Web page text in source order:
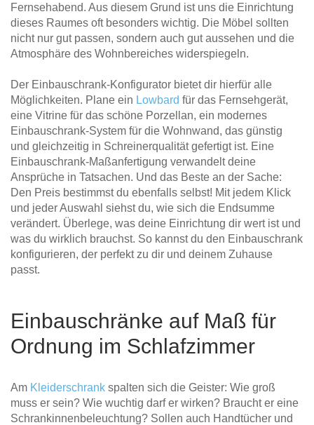
Fernsehabend. Aus diesem Grund ist uns die Einrichtung
dieses Raumes oft besonders wichtig. Die Möbel sollten
nicht nur gut passen, sondern auch gut aussehen und die
Atmosphäre des Wohnbereiches widerspiegeln.
Der Einbauschrank-Konfigurator bietet dir hierfür alle
Möglichkeiten. Plane ein Lowbard für das Fernsehgerät,
eine Vitrine für das schöne Porzellan, ein modernes
Einbauschrank-System für die Wohnwand, das günstig
und gleichzeitig in Schreinerqualität gefertigt ist. Eine
Einbauschrank-Maßanfertigung verwandelt deine
Ansprüche in Tatsachen. Und das Beste an der Sache:
Den Preis bestimmst du ebenfalls selbst! Mit jedem Klick
und jeder Auswahl siehst du, wie sich die Endsumme
verändert. Überlege, was deine Einrichtung dir wert ist und
was du wirklich brauchst. So kannst du den Einbauschrank
konfigurieren, der perfekt zu dir und deinem Zuhause
passt.
Einbauschränke auf Maß für
Ordnung im Schlafzimmer
Am Kleiderschrank spalten sich die Geister: Wie groß
muss er sein? Wie wuchtig darf er wirken? Braucht er eine
Schrankinnenbeleuchtung? Sollen auch Handtücher und